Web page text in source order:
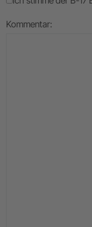
Kommentar: